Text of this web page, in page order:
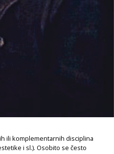
ili komplementarnih disciplina
i sl.). Osobito se često